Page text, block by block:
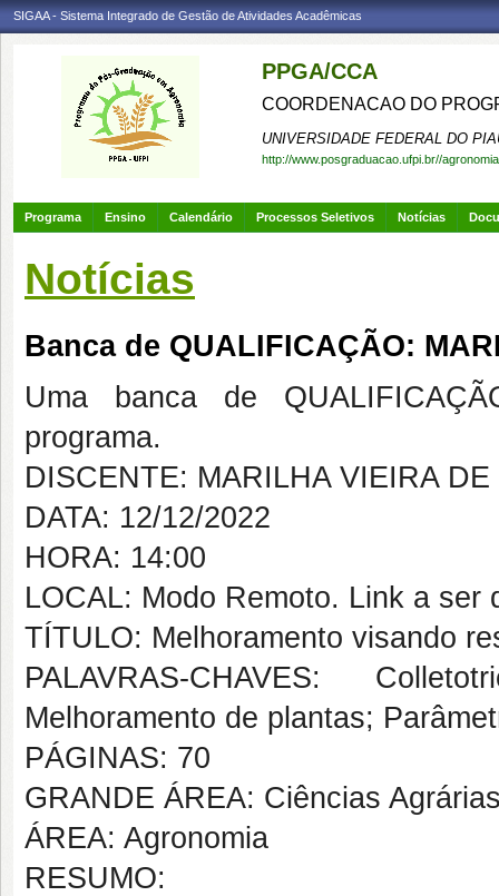
SIGAA - Sistema Integrado de Gestão de Atividades Acadêmicas
PPGA/CCA
COORDENACAO DO
UNIVERSIDADE FEDERAL DO
http://www.posgraduacao.ufpi.br//agronomia
Programa Ensino Calendário Processos Seletivos Notícias
Notícias
Banca de QUALIFICAÇÃO:
Uma banca de
programa.
DISCENTE: MARILHA VIEIRA
DATA: 12/12/2022
HORA: 14:00
LOCAL: Modo Remoto. Link a ser
TÍTULO: Melhoramento visando
PALAVRAS-CHAVES:
Melhoramento de plantas;
PÁGINAS: 70
GRANDE ÁREA: Ciências
ÁREA: Agronomia
RESUMO: